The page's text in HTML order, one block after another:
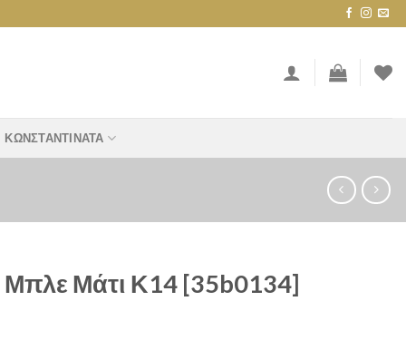
ΚΩΝΣΤΑΝΤΙΝΆΤΑ
Μάτι Κ14 [35b0134]